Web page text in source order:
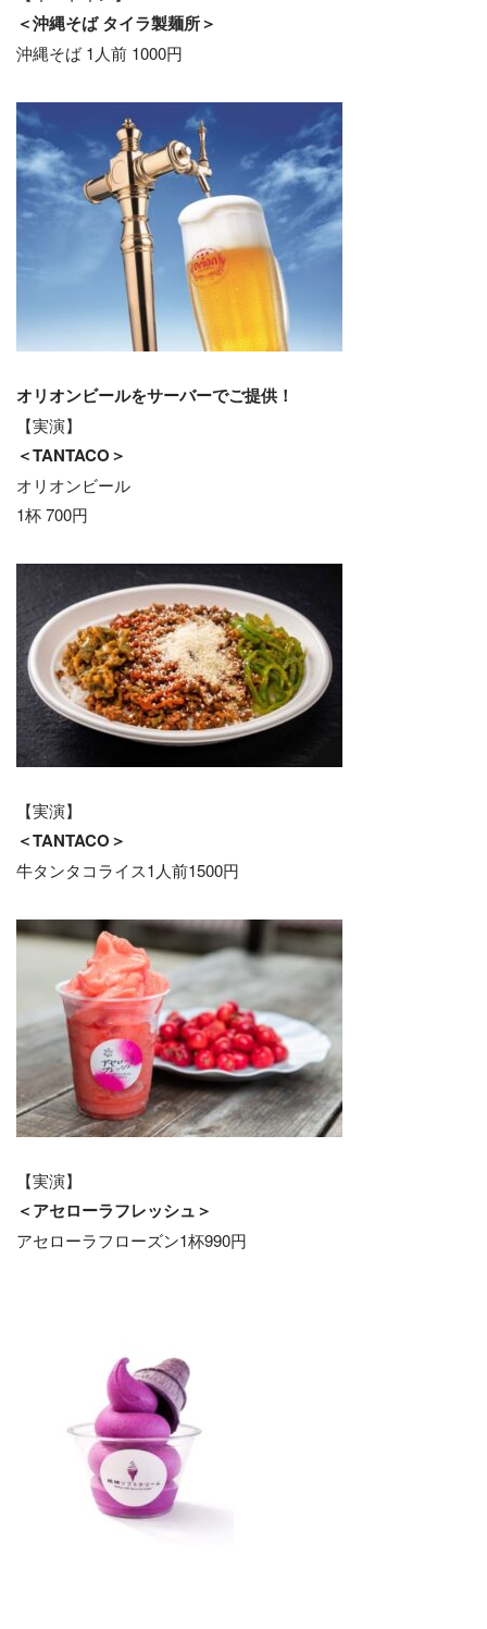
＜沖縄そば タイラ製麺所＞
沖縄そば 1人前 1000円
オリオンビールをサーバーでご提供！
【実演】
＜TANTACO＞
オリオンビール
1杯 700円
【実演】
＜TANTACO＞
牛タンタコライス1人前1500円
【実演】
＜アセローラフレッシュ＞
アセローラフローズン1杯990円